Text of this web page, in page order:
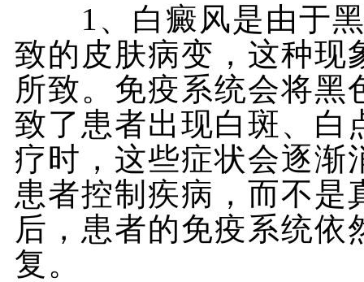
1、白癜风是由于黑
致的皮肤病变，这种现
所致。免疫系统会将
致了患者出现白斑、白
疗时，这些症状会逐渐
患者控制疾病，而不是
后，患者的免疫系统
复。